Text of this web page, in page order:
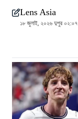
Lens Asia
১৮ জুলাই, ২০২৬ দুপুর ০২:০৭